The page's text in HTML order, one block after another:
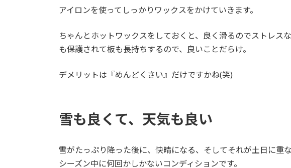
アイロンを使ってしっかりワックスをかけていきます。
ちゃんとホットワックスをしておくと、良く滑るのでストレス
も保護されて板も長持ちするので、良いことだらけ。
デメリットは『めんどくさい』だけですかね(笑)
雪も良くて、天気も良い
雪がたっぷり降った後に、快晴になる、そしてそれが土日に重
シーズン中に何回かしかないコンディションです。